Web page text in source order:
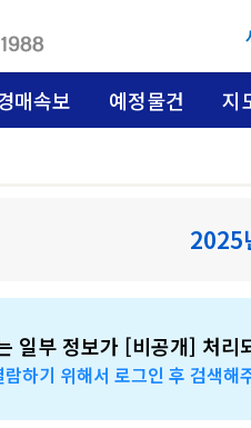
매속보 예정물건 지
2025
일부 정보가 [비공개] 처리
하기 위해서 로그인 후 검색해